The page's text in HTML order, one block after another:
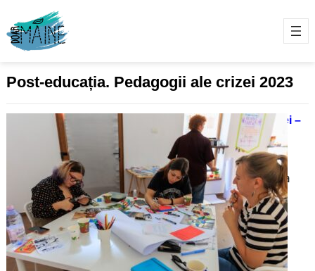
Post-educația. Pedagogii ale crizei 2023
Post Educația – Pedagogii ale crizei –
ateliere
25/01/2024
În februarie 2023 a avut lansarea
activităților cu publicul. Scopul
principal al proiectului a fost
dezvoltarea unui ecosistem cultural
care să susțină educația în